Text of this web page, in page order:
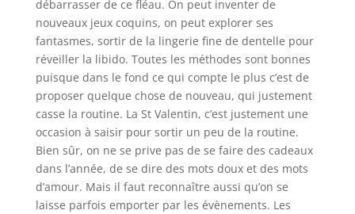
débarrasser de ce fléau. On peut inventer de
nouveaux jeux coquins, on peut explorer ses
fantasmes, sortir de la lingerie fine de dentelle pour
réveiller la libido. Toutes les méthodes sont bonnes
puisque dans le fond ce qui compte le plus c’est de
proposer quelque chose de nouveau, qui justement
casse la routine. La St Valentin, c’est justement une
occasion à saisir pour sortir un peu de la routine.
Bien sûr, on ne se prive pas de se faire des cadeaux
dans l’année, de se dire des mots doux et des mots
d’amour. Mais il faut reconnaître aussi qu’on se
laisse parfois emporter par les évènements. Les